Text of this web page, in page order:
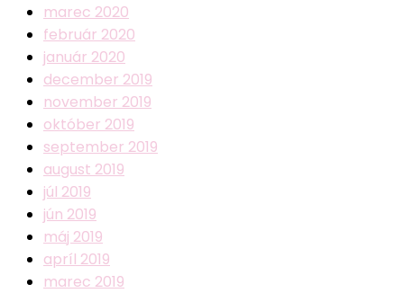
marec 2020
február 2020
január 2020
december 2019
november 2019
október 2019
september 2019
august 2019
júl 2019
jún 2019
máj 2019
apríl 2019
marec 2019